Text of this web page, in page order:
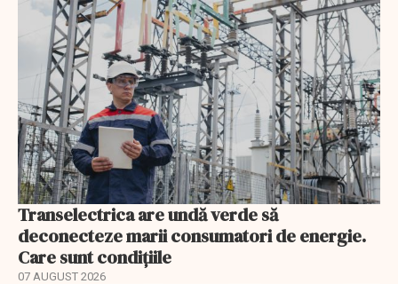
Transelectrica are undă verde să
deconecteze marii consumatori de energie.
Care sunt condițiile
07 AUGUST 2026